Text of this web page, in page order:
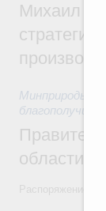
Михаил
Минприроды
благополучие»
области в